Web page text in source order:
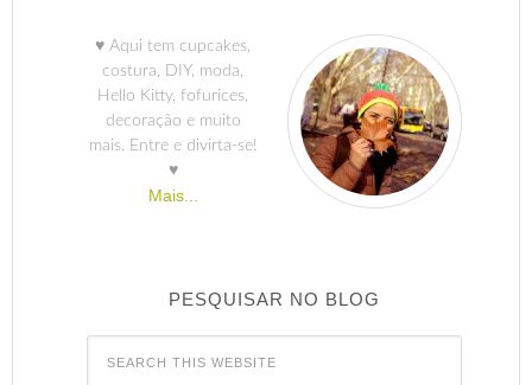
♥ Aqui tem cupcakes,
costura, DIY, moda,
Hello Kitty, fofurices,
decoração e muito
mais. Entre e divirta-se!
♥
Mais...
PESQUISAR NO BLOG